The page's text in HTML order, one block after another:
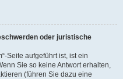
oder juristische
Seite aufgeführt ist, ist ein
Sie so keine Antwort erhalten,
(führen Sie dazu eine